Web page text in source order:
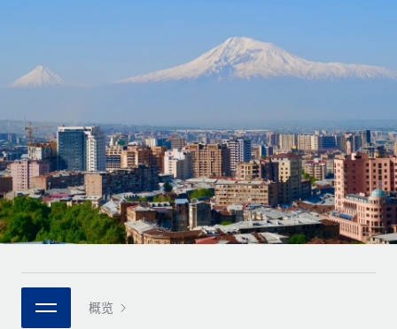
基础设施
Remote Embedded
将人力资源无缝融入工作流程
团队的内置核心人力资源功能
连接 新的
初创企业
为成长型企业量身打造的全球敏捷型人力资源与薪资解决方案
中型市场
通过定制化人力资源解决方案扩展团队
企业
与我们携手合作
探索全球合同工的结算货币选项与结算速度
通过 REMOTE 学习
研究与指引
案例研究
人力资源术语表
核对表和模板
职位描述库
Nederlands
Français
Deutsch
Español
Italiano
Português (Portugal)
登录
概览